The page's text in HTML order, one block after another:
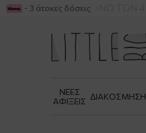
ΓΙΑ ΑΓΟΡΕΣ ΑΝΩ ΤΩΝ 49€
- 3 άτοκες δόσεις
ΝΕΕΣ
ΑΦΙΞΕΙΣ ΔΙΑΚΟΣΜΗΣΗ